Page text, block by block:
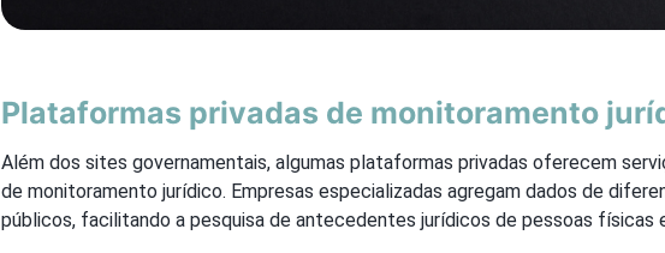
Plataformas privadas de monitoramento
Além dos sites governamentais, algumas plataformas privadas oferecem
de monitoramento jurídico. Empresas especializadas agregam dados de
públicos, facilitando a pesquisa de antecedentes jurídicos de pessoas físicas